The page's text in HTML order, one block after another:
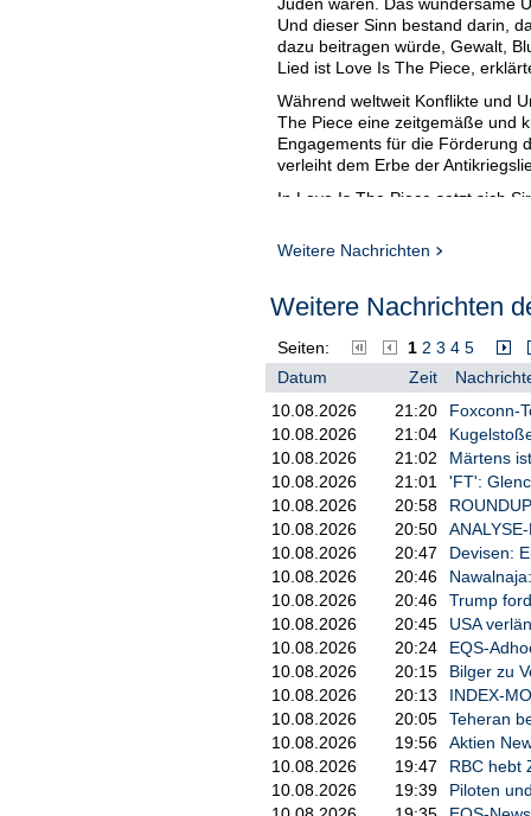
Und dieser Sinn bestand darin,
dazu beitragen würde, Gewalt,
Lied ist Love Is The Piece,
Während weltweit Konflikte und
The Piece eine zeitgemäße und
Engagements für die Förderung
verleiht dem Erbe der
In Love Is The Piece setzt sich
wir nach wie vor nicht in der
Is the end of war - it's time to
Der Refrain vermittelt die
zur Einheit, der in der heutigen,
Der Text betont, dass reine
beyond Christians, Muslims,
the one solution within.
Sir Ivans Engagement für
hervorgehoben, darunter die
globale DJ-Initiative zur
Seine Zusammenarbeit mit dem
und EDM.com hervorgehoben -
Musik weiter.
Mit Love Is The Piece setzt Sir
anzuregen. Eine Reihe von
wird dazu beitragen, diese
Einnahmen aus Streaming und
(thepeacemanfoundation.org).
Über Sir Ivan
Sir Ivan erschien als Musiker in
und Philanthrop, dessen
EDM-Produktion verbindet. Er
interpretieren, und hat sich zu
Weitere Nachrichten
Weitere Nachrichten
Seiten: 1 2 3 4 5
Datum
Zeit
10.08.2026
21:20
Foxconn-
10.08.2026
21:04
10.08.2026
21:02
Märtens
10.08.2026
21:01
'FT':
10.08.2026
20:58
10.08.2026
20:50
10.08.2026
20:47
Devisen:
10.08.2026
20:46
10.08.2026
20:46
Trump
10.08.2026
20:45
USA
10.08.2026
20:24
EQS-
10.08.2026
20:15
Bilger zu
10.08.2026
20:13
INDEX-
10.08.2026
20:05
Teheran
10.08.2026
19:56
Aktien
10.08.2026
19:47
RBC hebt
10.08.2026
19:39
Piloten